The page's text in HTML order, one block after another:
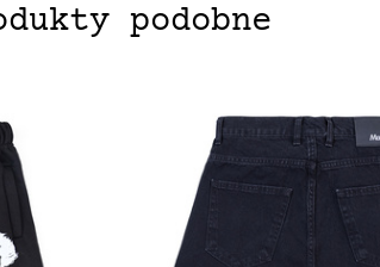
podobne